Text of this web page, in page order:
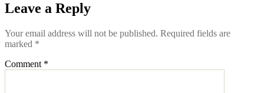
Leave a Reply
Your email address will not be published. Required fields are
marked *
Comment *